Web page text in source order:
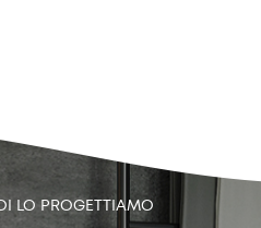
LO PROGETTIAMO